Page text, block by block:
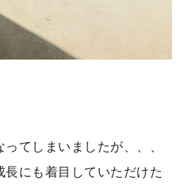
てしまいましたが、、、
にも着目していただけた